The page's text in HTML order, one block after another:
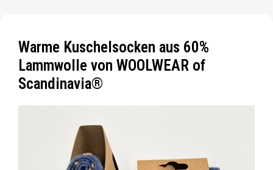
Warme Kuschelsocken aus 60%
Lammwolle von WOOLWEAR of
Scandinavia®